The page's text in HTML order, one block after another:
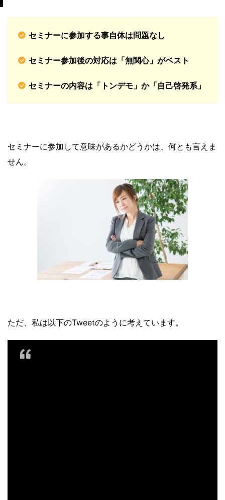
セミナーに参加する事自体は問題なし
セミナー参加後の対応は「無関心」がベスト
セミナーの内容は「トンデモ」か「自己啓発系」
セミナーに参加して意味があるかどうかは、何とも言えま
せん。
ただ、私は以下のTweetのように考えています。